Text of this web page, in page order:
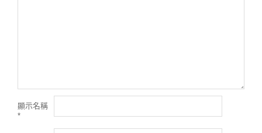
顯示名稱
*